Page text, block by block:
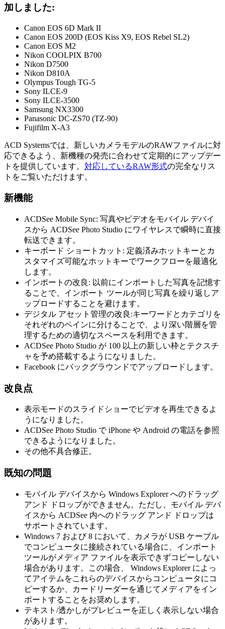
加しました:
Canon EOS 6D Mark II
Canon EOS 200D (EOS Kiss X9, EOS Rebel SL2)
Canon EOS M2
Nikon COOLPIX B700
Nikon D7500
Nikon D810A
Olympus Tough TG-5
Sony ILCE-9
Sony ILCE-3500
Samsung NX3300
Panasonic DC-ZS70 (TZ-90)
Fujifilm X-A3
ACD Systemsでは、新しいカメラモデルのRAWファイルに対
応できるよう、新機種の発売に合わせて定期的にアップデー
トを提供しています。 対応しているRAW形式の完全なリス
トをご覧いただけます。
新機能
ACDSee Mobile Sync: 写真やビデオをモバイル デバイ
スから ACDSee Photo Studio にワイヤレスで瞬時に直接
転送できます。
キーボード ショートカット: 定義済みホットキーとカ
スタマイズ可能なホットキーでワークフローを最適化
します。
インポートの改良: 以前にインポートした写真を記憶す
ることで、インポート ツールが同じ写真を繰り返しア
ップロードすることを避けます。
デジタル アセット管理の改良:キーワードとカテゴリを
それぞれのペインに分けることで、より深い階層を管
理するための適切なスペースを利用できます。
ACDSee Photo Studio が 100 以上の新しい枠とテクスチ
ャを予め搭載するようになりました。
Facebook にバックグラウンドでアップロードします。
改良点
表示モードのスライドショーでビデオを再生できるよ
うになりました。
ACDSee Photo Studio で iPhone や Android の電話を参照
できるようになりました。
その他不具合修正。
既知の問題
モバイル デバイスから Windows Explorer へのドラッグ
アンド ドロップができません。ただし、モバイル デバ
イスから ACDSee 内へのドラッグ アンド ドロップは
サポートされています。
Windows 7 および 8 において、カメラが USB ケーブル
でコンピュータに接続されている場合に、インポート
ツールがメディア ファイルを表示できずコピーしない
場合があります。この場合、 Windows Explorer によっ
てアイテムをこれらのデバイスからコンピュータにコ
ピーするか、カードリーダーを通じてメディアをイン
ポートすることをお奨めします。
テキスト/透かしがプレビューを正しく表示しない場合
があります。